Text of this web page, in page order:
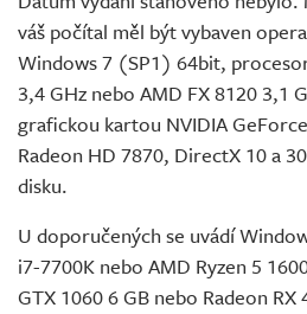
váš počítal měl být vybaven
Windows 7 (SP1) 64bit,
3,4 GHz nebo AMD FX 8120 3,1
grafickou kartou NVIDIA
Radeon HD 7870, DirectX 10 a
disku.
U doporučených se uvádí
i7-7700K nebo AMD Ryzen 5
GTX 1060 6 GB nebo Radeon RX